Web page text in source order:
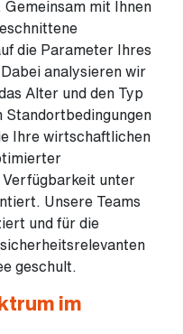
mit Ihnen
die Parameter Ihres
analysieren wir
Alter und den Typ
Standortbedingungen
Ihre wirtschaftlichen
unter
Unsere Teams
und für die
geschult.
im